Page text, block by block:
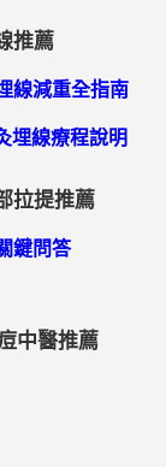
推薦
線減重全指南
埋線療程說明
拉提推薦
鍵問答
中醫推薦